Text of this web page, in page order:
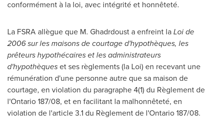
conformément à la loi, avec intégrité et honnêteté.
La FSRA allègue que M. Ghadrdoust a enfreint laLoi de
2006 sur les maisons de courtage d'hypothèques, les
prêteurs hypothécaires et les administrateurs
d'hypothèqueset ses règlements (la Loi) en recevant une
rémunération d'une personne autre que sa maison de
courtage, en violation du paragraphe 4(1) du Règlement de
l'Ontario187/08, et en facilitant la malhonnêteté, en
violation de l'article 3.1 du Règlement de l'Ontario187/08.